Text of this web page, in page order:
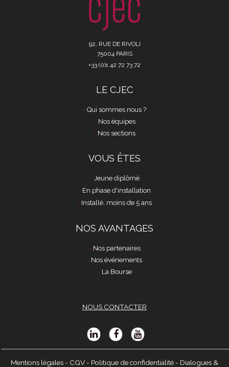
92, RUE DE RIVOLI
75004 PARIS
+33 (0)1 42 72 73 72
LE CJEC
Qui sommes nous ?
Nos équipes
Nos sections
VOUS ÊTES
Jeune diplômé
En phase d'installation
Installé, moins de 5 ans
NOS AVANTAGES
Nos partenaires
Nos événements
La Bourse
NOUS CONTACTER
Mentions légales - CGV - Politique de confidentialité - Dialogues &